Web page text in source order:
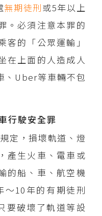
無期徒刑或5年以上
。必須注意本罪的
的「公眾運輸」
在上面的人造成人
、Uber等車輛不包
行駛安全罪
定，損壞軌道、燈
產生火車、電車或
的船、車、航空機
～10年的有期徒刑
要破壞了軌道等設